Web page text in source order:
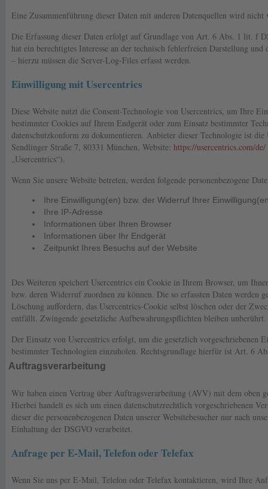
Eine Zusammenführung dieser Daten mit anderen Datenquellen wird nicht
Die Erfassung dieser Daten erfolgt auf Grundlage von Art. 6 Abs. 1 lit. f
hat ein berechtigtes Interesse an der technisch fehlerfreien Darstellung
– hierzu müssen die Server-Log-Files erfasst werden.
Einwilligung mit Usercentrics
Diese Website nutzt die Consent-Technologie von Usercentrics, um Ihre
bestimmter Cookies auf Ihrem Endgerät oder zum Einsatz bestimmter
datenschutzkonform zu dokumentieren. Anbieter dieser Technologie ist
Sendlinger Straße 7, 80331 München, Website: https://usercentrics.com/de/
„Usercentrics“).
Wenn Sie unsere Website betreten, werden folgende personenbezogene
Ihre Einwilligung(en) bzw. der Widerruf Ihrer
Ihre IP-Adresse
Informationen über Ihren Browser
Informationen über Ihr Endgerät
Zeitpunkt Ihres Besuchs auf der Website
Des Weiteren speichert Usercentrics ein Cookie in Ihrem Browser, um
bzw. deren Widerruf zuordnen zu können. Die so erfassten Daten werden
Löschung auffordern, das Usercentrics-Cookie selbst löschen oder der
entfällt. Zwingende gesetzliche Aufbewahrungspflichten bleiben unberührt.
Der Einsatz von Usercentrics erfolgt, um die gesetzlich vorgeschriebenen
bestimmter Technologien einzuholen. Rechtsgrundlage hierfür ist Art. 6
Auftragsverarbeitung
Wir haben einen Vertrag über Auftragsverarbeitung (AVV) mit dem oben
Hierbei handelt es sich um einen datenschutzrechtlich vorgeschriebenen
dieser die personenbezogenen Daten unserer Websitebesucher nur nach
Einhaltung der DSGVO verarbeitet.
Anfrage per E-Mail, Telefon oder Telefax
Wenn Sie uns per E-Mail, Telefon oder Telefax kontaktieren, wird Ihre